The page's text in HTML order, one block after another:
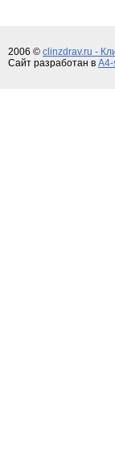
2006 © clinzdrav.ru -
Сайт разработан в A4-